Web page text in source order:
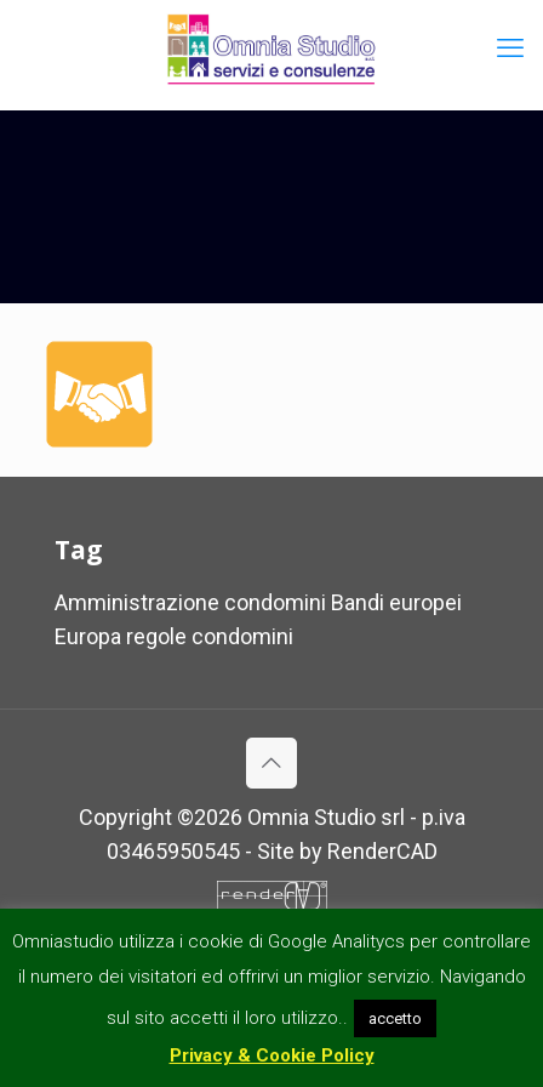
Tag
Amministrazione condomini Bandi europei
Europa regole condomini
Copyright ©2026 Omnia Studio srl - p.iva
03465950545 - Site by RenderCAD
Omniastudio utilizza i cookie di Google Analitycs per controllare
il numero dei visitatori ed offrirvi un miglior servizio. Navigando
sul sito accetti il loro utilizzo..
accetto
Privacy & Cookie Policy